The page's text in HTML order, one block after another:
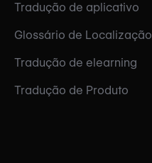
Tradução de aplicativo
Glossário de Localização
Tradução de elearning
Tradução de Produto